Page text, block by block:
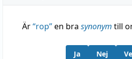
Är“rop”en bra synonym till
Ja Nej